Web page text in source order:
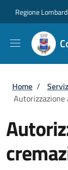
Regione
Home /
Autorizzazione